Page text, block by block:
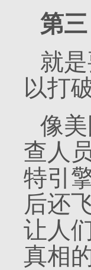
第三
就
以打
像
查人
特引
后还
让人
真相